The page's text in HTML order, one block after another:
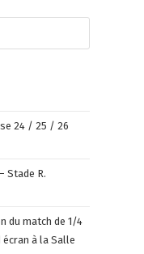
24 / 25 / 26
Stade R.
du match de 1/4
à la Salle